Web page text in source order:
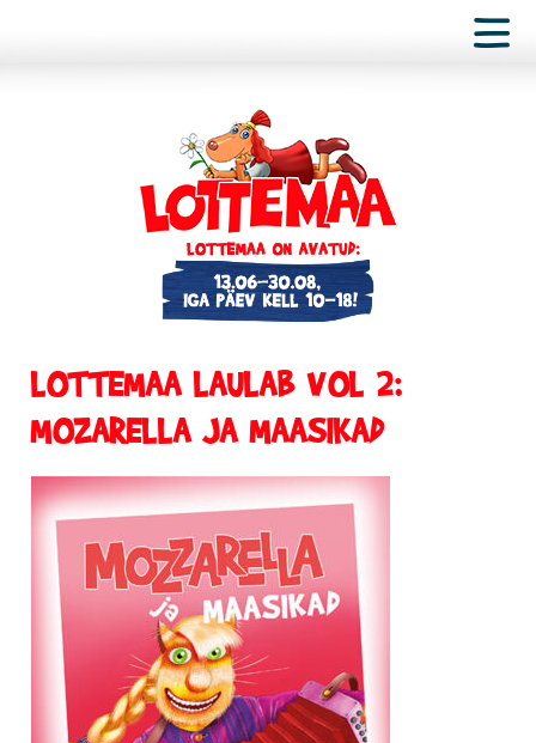
LOTTEMAA LAULAB VOL 2:
MOZARELLA JA MAASIKAD